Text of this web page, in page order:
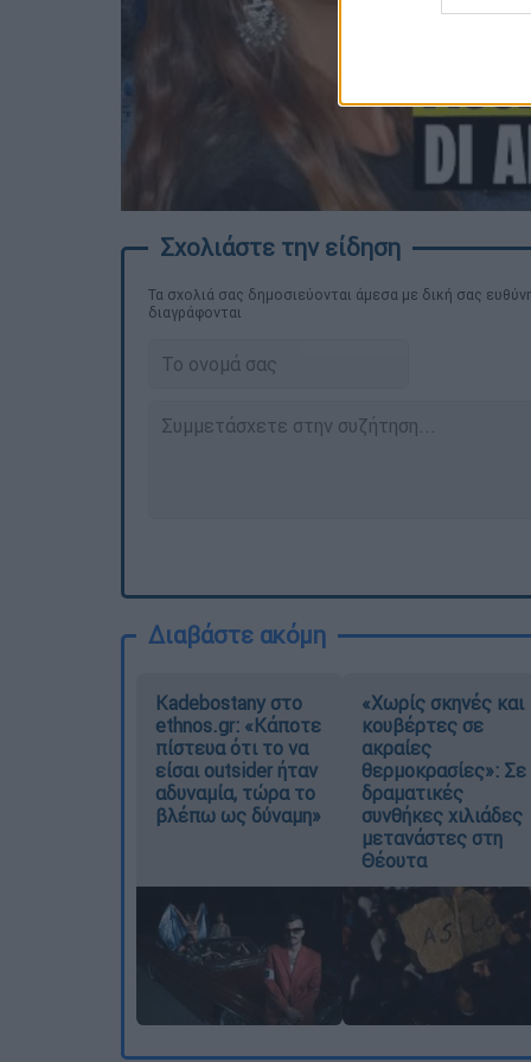
Τα σχολιά σας δημοσιεύονται άμεσα με δική σας
διαγράφονται
Διαβάστε ακόμη
Kadebostany στο
ethnos.gr: «Κάποτε
πίστευα ότι το να
είσαι outsider ήταν
αδυναμία, τώρα το
βλέπω ως δύναμη»
«Χωρίς σκηνές και
κουβέρτες σε
ακραίες
θερμοκρασίες»: Σε
δραματικές
συνθήκες χιλιάδες
μετανάστες στη
Θέουτα